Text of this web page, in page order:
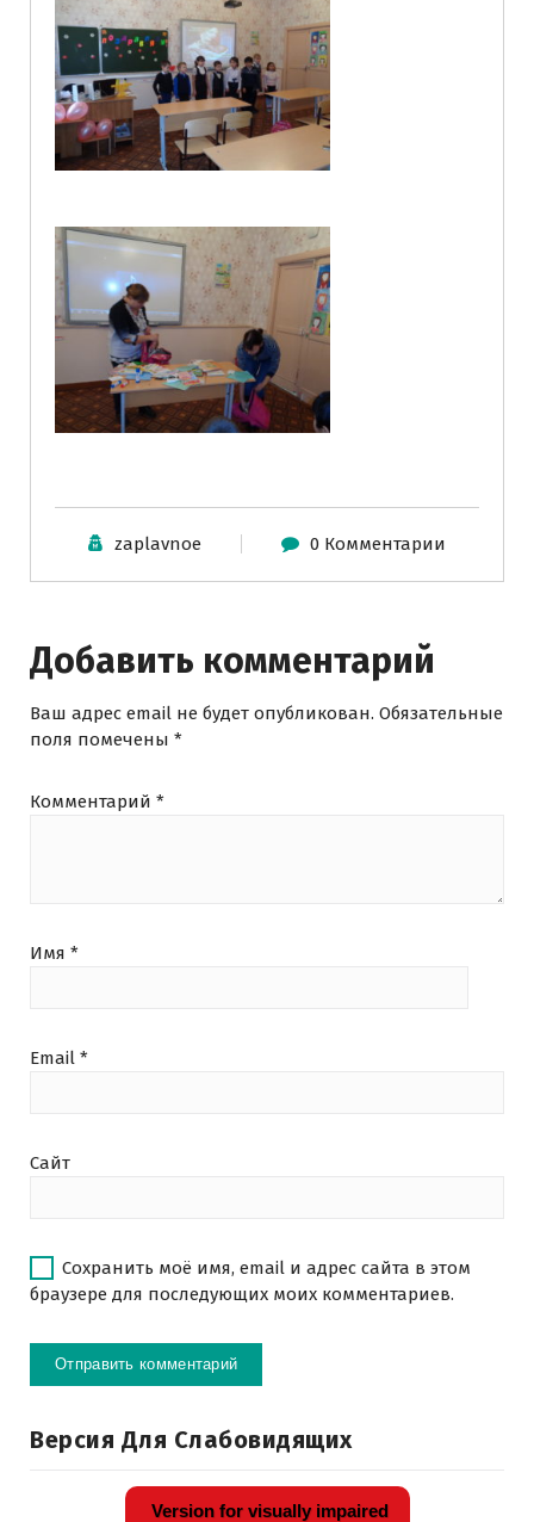
zaplavnoe 0 Комментарии
Добавить комментарий
Ваш адрес email не будет опубликован. Обязательные
поля помечены *
Комментарий *
Имя *
Email *
Сайт
Сохранить моё имя, email и адрес сайта в этом
браузере для последующих моих комментариев.
Версия Для Слабовидящих
Version for visually impaired